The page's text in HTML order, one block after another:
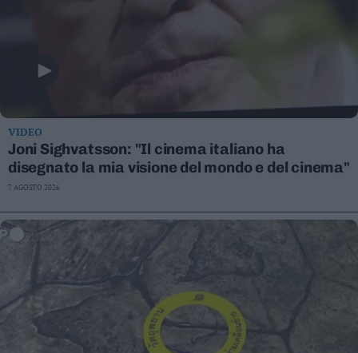
VIDEO
Joni Sighvatsson: "Il cinema italiano ha
disegnato la mia visione del mondo e del cinema"
7 AGOSTO 2026